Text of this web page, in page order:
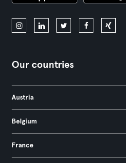
Our countries
Austria
Belgium
France